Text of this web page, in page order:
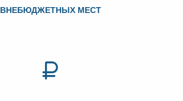
ВНЕБЮДЖЕТНЫХ МЕСТ